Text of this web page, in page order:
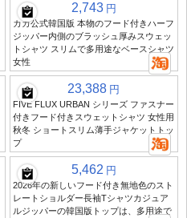
2,743 円
カカ公式韓国版 本物のフード付きハーフ
ジッパー内側のブラッシュ厚みスウェッ
トシャツ スリムで多用途なベースシャツ
女性
23,388 円
FIVE FLUX URBAN シリーズ ファスナー
付きフード付きスウェットシャツ 女性用
秋冬 ショートスリム薄手ジャケットトッ
プ
5,462 円
2026年の新しいフード付き無地色のスト
レートショルダー長袖Tシャツカジュア
ルジッパーの韓国版トップは、多用途で